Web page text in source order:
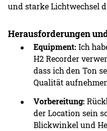
und starke Lichtwechsel
Herausforderungen
Equipment: Ich
H2 Recorder
dass ich den Ton
Qualität
Vorbereitung:
der Location sein
Blickwinkel und